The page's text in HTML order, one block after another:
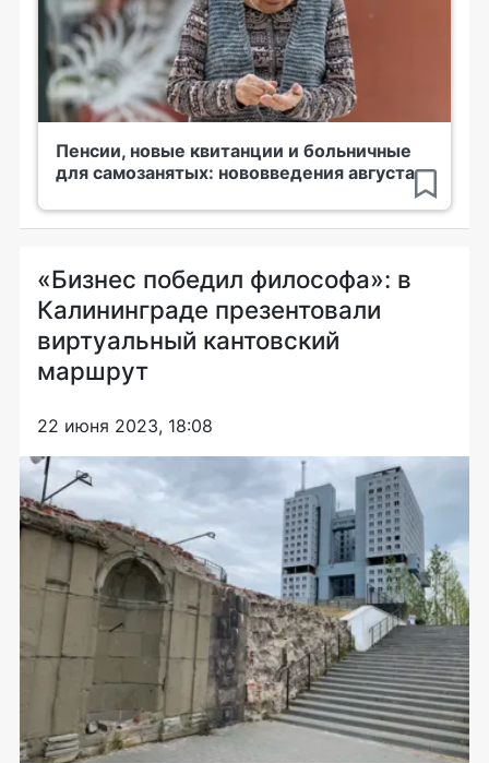
Пенсии, новые квитанции и больничные
для самозанятых: нововведения августа
«Бизнес победил философа»: в
Калининграде презентовали
виртуальный кантовский
маршрут
22 июня 2023, 18:08